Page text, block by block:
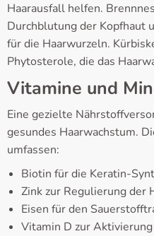
Haarausfall helfen.
Durchblutung der Kopfhaut
für die Haarwurzeln.
Phytosterole, die das
Vitamine und
Eine gezielte
gesundes Haarwachstum.
umfassen:
Biotin für die Keratin-
Zink zur Regulierung der
Eisen für den
Vitamin D zur